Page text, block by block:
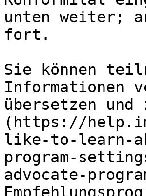
unten weiter;
fort.
Sie können
Informationen
übersetzen
(https://
like-to-learn-
program-
advocate-